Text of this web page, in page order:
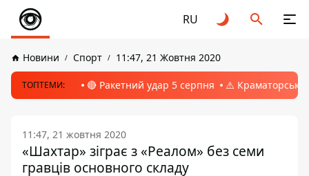
RU
Новини Спорт 11:47, 21 Жовтня 2020
ТОПТЕМИ: 🔴 Ракетний удар 5 серпня ⚠️ Краматорськ,
11:47, 21 жовтня 2020
«Шахтар» зіграє з «Реалом» без семи
гравців основного складу